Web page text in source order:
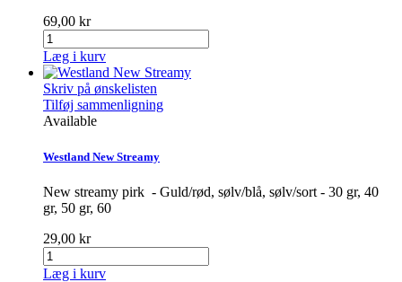
69,00 kr
Læg i kurv
Skriv på ønskelisten
Tilføj sammenligning
Available
Westland New Streamy
New streamy pirk - Guld/rød, sølv/blå, sølv/sort - 30 gr, 40
gr, 50 gr, 60
29,00 kr
Læg i kurv